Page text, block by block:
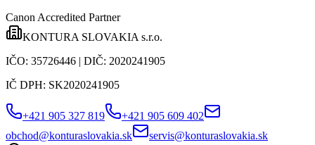
Canon Accredited Partner
KONTURA SLOVAKIA s.r.o.
IČO: 35726446 | DIČ: 2020241905
IČ DPH: SK2020241905
+421 905 327 819
+421 905 609 402
obchod@konturaslovakia.sk
servis@konturaslovakia.sk